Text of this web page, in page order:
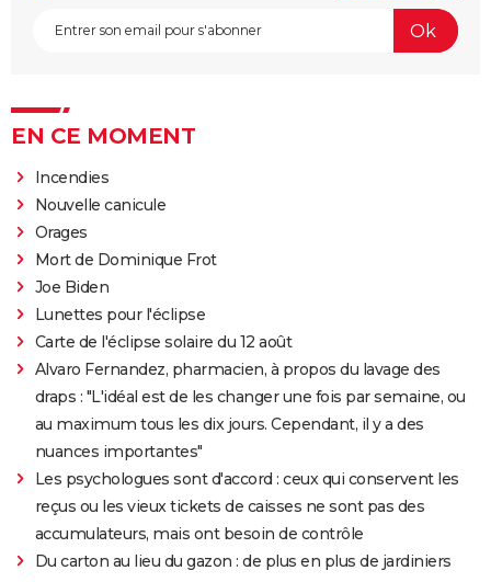
EN CE MOMENT
Incendies
Nouvelle canicule
Orages
Mort de Dominique Frot
Joe Biden
Lunettes pour l'éclipse
Carte de l'éclipse solaire du 12 août
Alvaro Fernandez, pharmacien, à propos du lavage des
draps : "L'idéal est de les changer une fois par semaine, ou
au maximum tous les dix jours. Cependant, il y a des
nuances importantes"
Les psychologues sont d'accord : ceux qui conservent les
reçus ou les vieux tickets de caisses ne sont pas des
accumulateurs, mais ont besoin de contrôle
Du carton au lieu du gazon : de plus en plus de jardiniers